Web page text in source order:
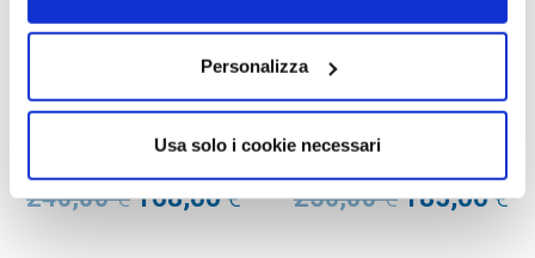
Personalizza
Usa solo i cookie necessari
OCCHIALI DA VISTA
OCCHIALE DA VISTA TOM
FORD FT5400 48 053 –
avana bionda
240,00€ 168,00€
OCCHIALI DA VISTA
OCCHIALE DA VISTA TOM
FORD FT5494 47 053 –
avana bionda
250,00€ 185,00€